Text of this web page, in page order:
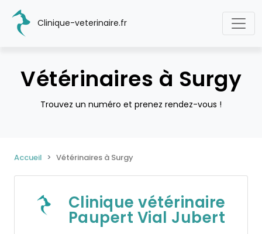
Clinique-veterinaire.fr
Vétérinaires à Surgy
Trouvez un numéro et prenez rendez-vous !
Accueil Vétérinaires à Surgy
Clinique vétérinaire
Paupert Vial Jubert